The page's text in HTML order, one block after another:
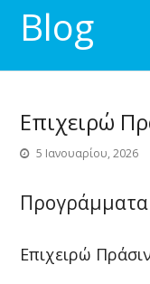
Blog
Επιχειρώ
5 Ιανουαρίου, 2026
Προγράμματα
Επιχειρώ